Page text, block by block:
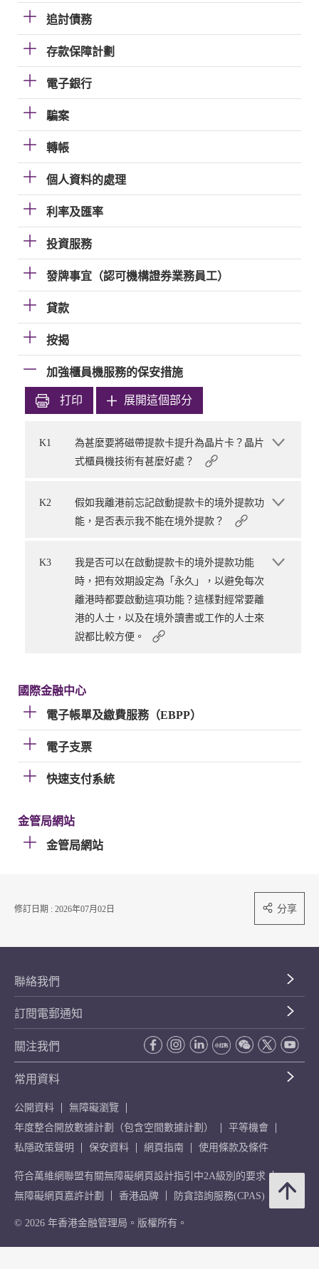
追討債務
存款保障計劃
電子銀行
騙案
轉帳
個人資料的處理
利率及匯率
投資服務
發牌事宜（認可機構證券業務員工）
貸款
按揭
加強櫃員機服務的保安措施
打印 展開這個部分
K1
為甚麼要將磁帶提款卡提升為晶片卡？晶片
式櫃員機技術有甚麼好處？
K2
假如我離港前忘記啟動提款卡的境外提款功
能，是否表示我不能在境外提款？
K3
我是否可以在啟動提款卡的境外提款功能
時，把有效期設定為「永久」，以避免每次
離港時都要啟動這項功能？這樣對經常要離
港的人士，以及在境外讀書或工作的人士來
說都比較方便。
國際金融中心
電子帳單及繳費服務（EBPP）
電子支票
快速支付系統
金管局網站
金管局網站
修訂日期 : 2026年07月02日 分享
聯絡我們
訂閱電郵通知
關注我們
常用資料
公開資料
無障礙瀏覽
年度整合開放數據計劃（包含空間數據計劃）
平等機會
私隱政策聲明
保安資料 網頁指南 使用條款及條件
符合萬維網聯盟有關無障礙網頁設計指引中2A級別的要求
無障礙網頁嘉許計劃
香港品牌 防貪諮詢服務(CPAS)
© 2026 年香港金融管理局。版權所有。